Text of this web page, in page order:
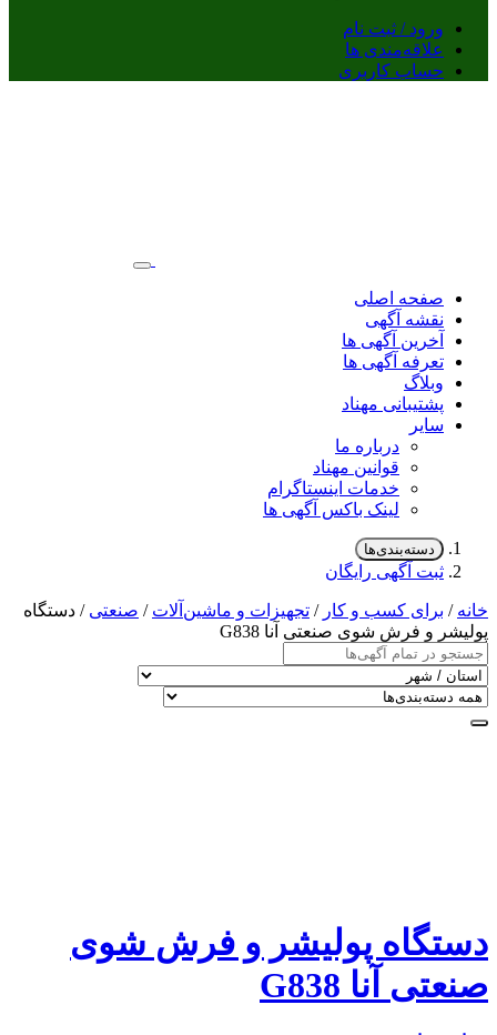
ورود / ثبت نام
علاقه‌مندی ها
حساب کاربری
صفحه اصلی
نقشه آگهی
آخرین آگهی ها
تعرفه آگهی ها
وبلاگ
پشتیبانی مهناد
سایر
درباره ما
قوانین مهناد
خدمات اینستاگرام
لینک باکس آگهی ها
دسته‌بندی‌ها
ثبت آگهی رایگان
خانه/ برای کسب و کار / تجهیزات و ماشین‌آلات/ صنعتی / دستگاه
پولیشر و فرش شوی صنعتی آنا G838
دستگاه پولیشر و فرش شوی
صنعتی آنا G838